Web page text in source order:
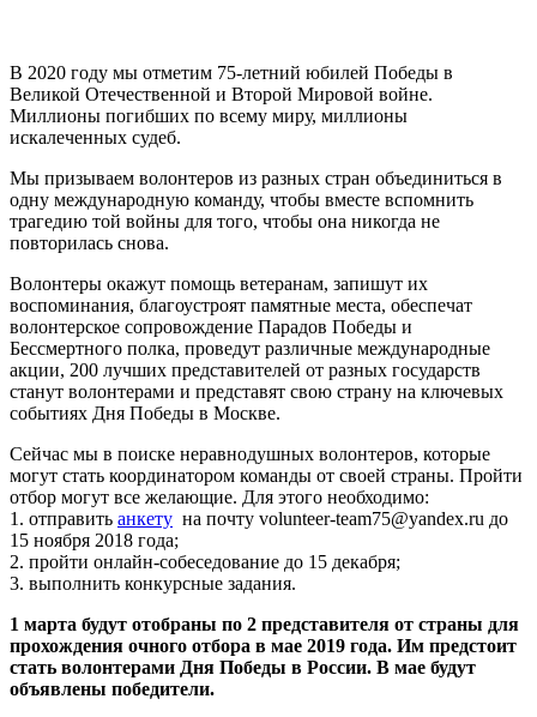
В 2020 году мы отметим 75-летний юбилей Победы в
Великой Отечественной и Второй Мировой войне.
Миллионы погибших по всему миру, миллионы
искалеченных судеб.
Мы призываем волонтеров из разных стран объединиться в
одну международную команду, чтобы вместе вспомнить
трагедию той войны для того, чтобы она никогда не
повторилась снова.
Волонтеры окажут помощь ветеранам, запишут их
воспоминания, благоустроят памятные места, обеспечат
волонтерское сопровождение Парадов Победы и
Бессмертного полка, проведут различные международные
акции, 200 лучших представителей от разных государств
станут волонтерами и представят свою страну на ключевых
событиях Дня Победы в Москве.
Сейчас мы в поиске неравнодушных волонтеров, которые
могут стать координатором команды от своей страны. Пройти
отбор могут все желающие. Для этого необходимо:
1. отправить анкету на почту volunteer-team75@yandex.ru до
15 ноября 2018 года;
2. пройти онлайн-собеседование до 15 декабря;
3. выполнить конкурсные задания.
1 марта будут отобраны по 2 представителя от страны для
прохождения очного отбора в мае 2019 года. Им предстоит
стать волонтерами Дня Победы в России. В мае будут
объявлены победители.